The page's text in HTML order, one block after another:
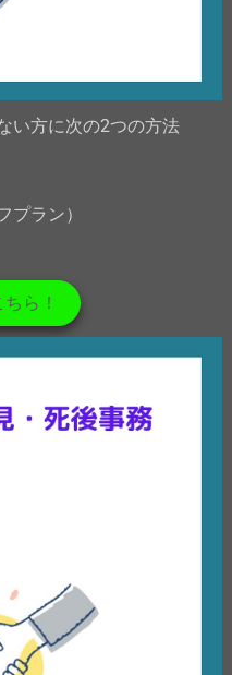
い方に次の2つの方法
プラン）
ら！